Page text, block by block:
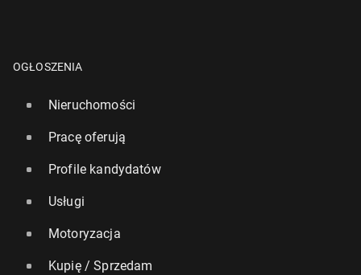
OGŁOSZENIA
Nieruchomości
Pracę oferują
Profile kandydatów
Usługi
Motoryzacja
Kupię / Sprzedam